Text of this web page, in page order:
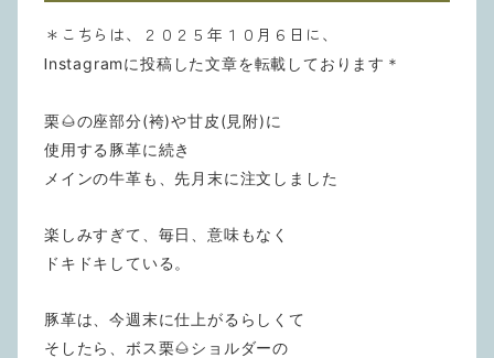
＊こちらは、２０２５年１０月６日に、
Instagramに投稿した文章を転載しております＊
栗🌰の座部分(袴)や甘皮(見附)に
使用する豚革に続き
メインの牛革も、先月末に注文しました
楽しみすぎて、毎日、意味もなく
ドキドキしている。
豚革は、今週末に仕上がるらしくて
そしたら、ボス栗🌰ショルダーの